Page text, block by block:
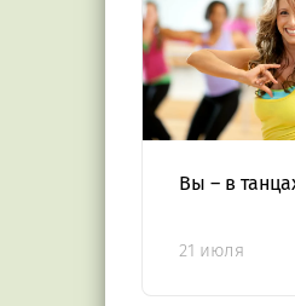
Вы – в
21 июля